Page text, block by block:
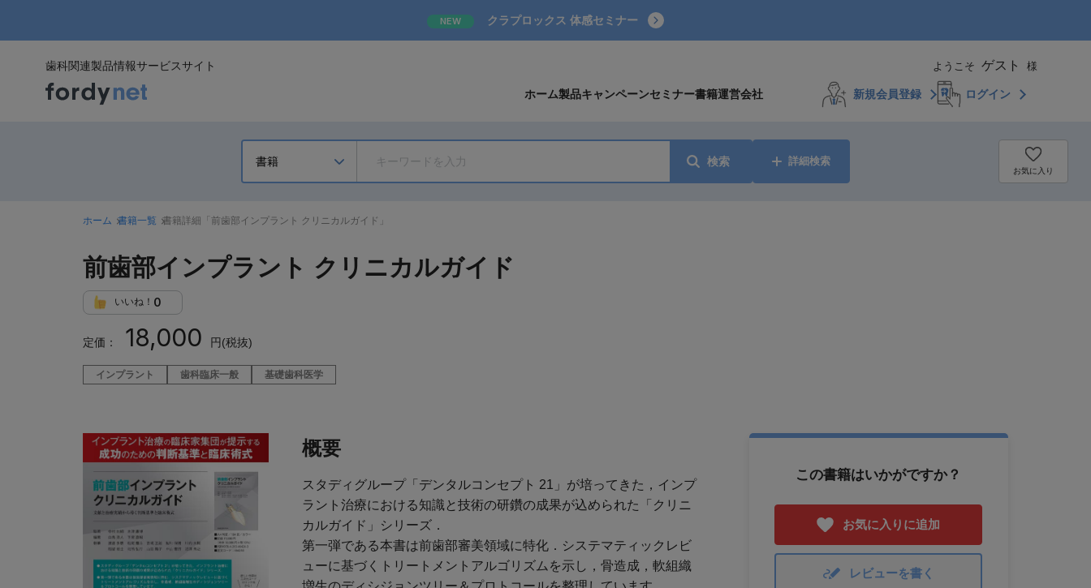
NEW クラプロックス 体感セミナー
歯科関連製品情報サービスサイト ようこそ ゲスト 様
ホーム製品キャンペーンセミナー書籍運営会社 新規会員登録 ログイン
検索 詳細検索
お気に入り
ホーム 書籍一覧 書籍詳細「前歯部インプラント クリニカルガイド」
前歯部インプラント クリニカルガイド
いいね！ 0
定価： 18,000 円(税抜)
インプラント 歯科臨床一般 基礎歯科医学
概要
スタディグループ「デンタルコンセプト 21」が培ってきた，インプ
ラント治療における知識と技術の研鑽の成果が込められた「クリニ
カルガイド」シリーズ．
第一弾である本書は前歯部審美領域に特化．システマティックレビ
ューに基づくトリートメントアルゴリズムを示し，骨造成，軟組織
この書籍はいかがですか？
お気に入りに追加
レビューを書く